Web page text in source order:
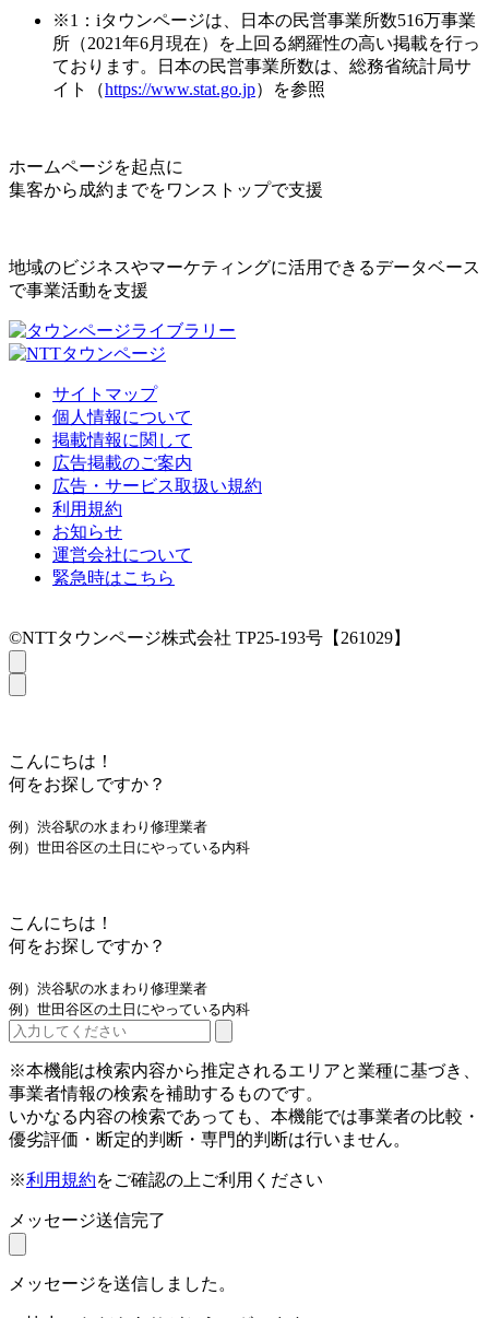
※1：iタウンページは、日本の民営事業所数516万事業
所（2021年6月現在）を上回る網羅性の高い掲載を行っ
ております。日本の民営事業所数は、総務省統計局サ
イト（https://www.stat.go.jp）を参照
ホームページを起点に
集客から成約までをワンストップで支援
地域のビジネスやマーケティングに活用できるデータベース
で事業活動を支援
サイトマップ
個人情報について
掲載情報に関して
広告掲載のご案内
広告・サービス取扱い規約
利用規約
お知らせ
運営会社について
緊急時はこちら
©NTTタウンページ株式会社 TP25-193号【261029】
こんにちは！
何をお探しですか？
例）渋谷駅の水まわり修理業者
例）世田谷区の土日にやっている内科
こんにちは！
何をお探しですか？
例）渋谷駅の水まわり修理業者
例）世田谷区の土日にやっている内科
※本機能は検索内容から推定されるエリアと業種に基づき、
事業者情報の検索を補助するものです。
いかなる内容の検索であっても、本機能では事業者の比較・
優劣評価・断定的判断・専門的判断は行いません。
※利用規約をご確認の上ご利用ください
メッセージ送信完了
メッセージを送信しました。